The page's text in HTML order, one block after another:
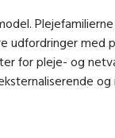
udfordringer med
for pleje- og
og